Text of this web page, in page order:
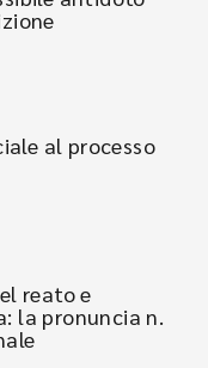
al processo
reato e
la pronuncia n.